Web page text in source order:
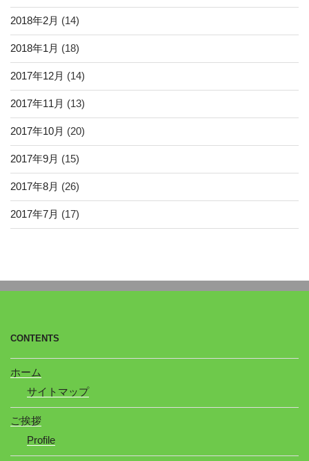
2018年2月 (14)
2018年1月 (18)
2017年12月 (14)
2017年11月 (13)
2017年10月 (20)
2017年9月 (15)
2017年8月 (26)
2017年7月 (17)
CONTENTS
ホーム
サイトマップ
ご挨拶
Profile